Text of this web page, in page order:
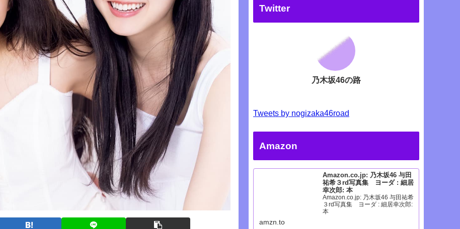
Twitter
乃木坂46の路
Tweets by nogizaka46road
Amazon
Amazon.co.jp: 乃木坂46 与田
祐希３rd写真集 ヨーダ : 細居
幸次郎: 本
Amazon.co.jp: 乃木坂46 与田祐希
３rd写真集 ヨーダ : 細居幸次郎:
本
amzn.to